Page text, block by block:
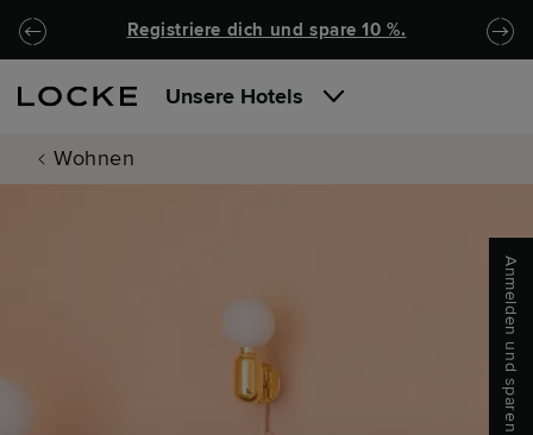
Zu Hauptinhalt springen
Locke.Header.SkipToNav
Registriere dich und spare 10 %.
Unsere Hotels
Wohnen
Anmelden und sparen